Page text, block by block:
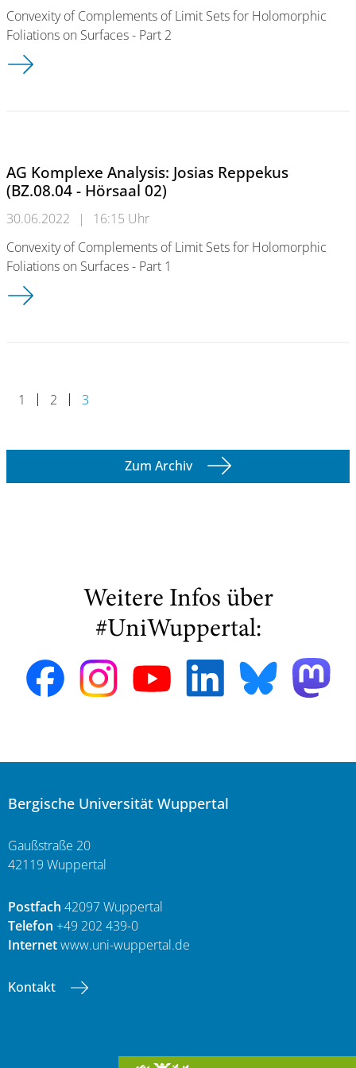
Convexity of Complements of Limit Sets for Holomorphic
Foliations on Surfaces - Part 2
AG Komplexe Analysis: Josias Reppekus (BZ.08.04 - Hörsaal
AG Komplexe Analysis: Josias Reppekus
(BZ.08.04 - Hörsaal 02)
30.06.2022 |
16:15 Uhr
Convexity of Complements of Limit Sets for Holomorphic
Foliations on Surfaces - Part 1
AG Komplexe Analysis: Josias Reppekus (BZ.08.04 - Hörsaal
1 2 3
Zum Archiv
Weitere Infos über
#UniWuppertal:
Bergische Universität Wuppertal
Gaußstraße 20
42119 Wuppertal
Postfach 42097 Wuppertal
Telefon +49 202 439-0
Internetwww.uni-wuppertal.de
Kontakt